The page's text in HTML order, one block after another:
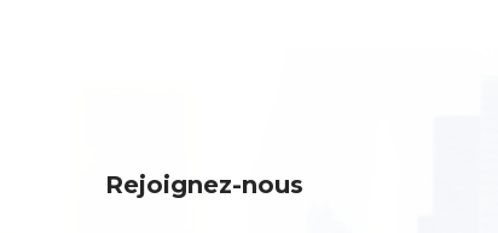
Rejoignez-nous